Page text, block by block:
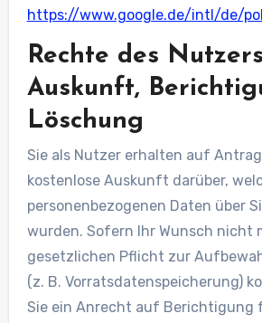
https://www.google.de/intl/de/
Rechte des
Auskunft,
Löschung
Sie als Nutzer erhalten auf
kostenlose Auskunft darüber,
personenbezogenen Daten über
wurden. Sofern Ihr Wunsch nicht
gesetzlichen Pflicht zur
(z. B. Vorratsdatenspeicherung)
Sie ein Anrecht auf Berichtigung